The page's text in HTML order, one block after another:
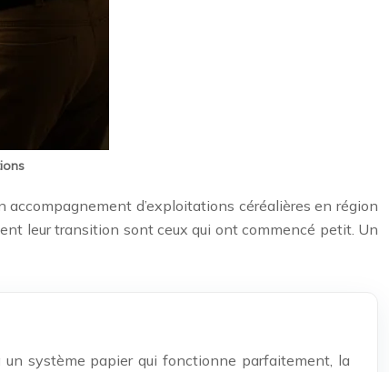
accompagnement d’exploitations céréalières en région
leur transition sont ceux qui ont commencé petit. Un
système papier qui fonctionne parfaitement, la